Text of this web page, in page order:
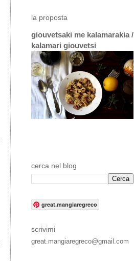
la proposta
giouvetsaki me kalamarakia /
kalamari giouvetsi
cerca nel blog
great.mangiaregreco
scrivimi
great.mangiaregreco@gmail.com